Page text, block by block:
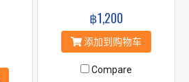
฿1,200
添加到购物车
Compare